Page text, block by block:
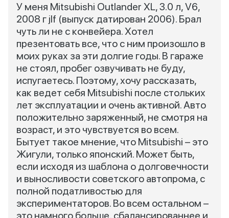
У меня Mitsubishi Outlander XL, 3.0 л, V6,
2008 г jlf (выпуск датирован 2006). Брал
чуть ли не с конвейера. Хотел
презентовать все, что с ним произошло в
моих руках за эти долгие годы. В гараже
не стоял, пробег озвучивать не буду,
испугаетесь. Поэтому, хочу рассказать,
как ведет себя Mitsubishi после стольких
лет эксплуатации и очень активной. Авто
положительно заряженный, не смотря на
возраст, и это чувствуется во всем.
Бытует такое мнение, что Mitsubishi – это
Жигули, только японский. Может быть,
если исходя из шаблона о долговечности
и выносливости советского автопрома, с
полной податливостью для
экспериментаторов. Во всем остальном –
это намного больше, сбалансированнее и